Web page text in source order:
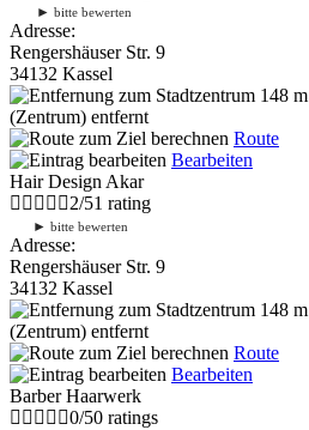
► bitte bewerten
Adresse:
Rengershäuser Str. 9
34132 Kassel
148 m
(Zentrum) entfernt
Route
Bearbeiten
Hair Design Akar
2/51 rating
► bitte bewerten
Adresse:
Rengershäuser Str. 9
34132 Kassel
148 m
(Zentrum) entfernt
Route
Bearbeiten
Barber Haarwerk
0/50 ratings